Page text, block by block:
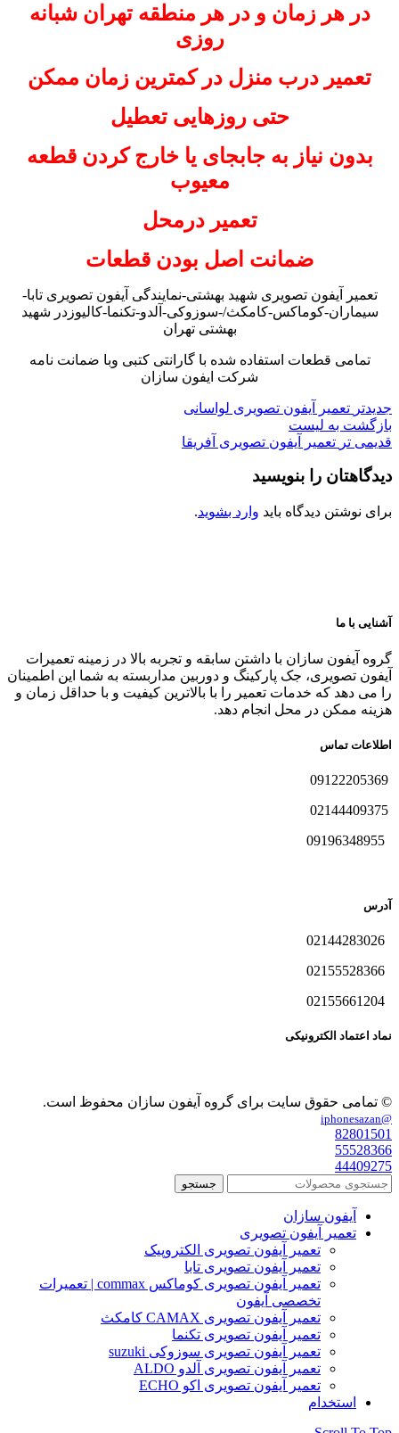
در هر زمان و در هر منطقه تهران شبانه
روزی
تعمیر درب منزل در کمترین زمان ممکن
حتی روزهایی تعطیل
بدون نیاز به جابجای یا خارج کردن قطعه
معیوب
تعمیر درمحل
ضمانت اصل بودن قطعات
تعمیر آیفون تصویری شهید بهشتی-نمایندگی آیفون تصویری تابا-
سیماران-کوماکس-کامکث/-سوزوکی-آلدو-تکنما-کالیوزدر شهید
بهشتی تهران
تمامی قطعات استفاده شده با گارانتی کتبی وبا ضمانت نامه
شرکت ایفون سازان
جدیدتر تعمیر آیفون تصویری لواسانی
بازگشت به لیست
قدیمی تر تعمیر آیفون تصویری آفریقا
دیدگاهتان را بنویسید
برای نوشتن دیدگاه باید وارد بشوید.
آشنایی با ما
گروه آیفون سازان با داشتن سابقه و تجربه بالا در زمینه تعمیرات
آیفون تصویری، جک پارکینگ و دوربین مداربسته به شما این اطمینان
را می دهد که خدمات تعمیر را با بالاترین کیفیت و با حداقل زمان و
هزینه ممکن در محل انجام دهد.
اطلاعات تماس
آدرس
نماد اعتماد الکترونیکی
© تمامی حقوق سایت برای گروه آیفون سازان محفوظ است.
@iphonesazan
82801501
55528366
44409275
جستجو
آیفون سازان
تعمیر آیفون تصویری
تعمیر آیفون تصویری الکتروپیک
تعمیر آیفون تصویری تابا
تعمیر آیفون تصویری کوماکس commax | تعمیرات
تخصصی آیفون
تعمیر آیفون تصویری CAMAX کامکث
تعمیر آیفون تصویری تکنما
تعمیر آیفون تصویری سوزوکی suzuki
تعمیر آیفون تصویری آلدو ALDO
تعمیر آیفون تصویری اکو ECHO
استخدام